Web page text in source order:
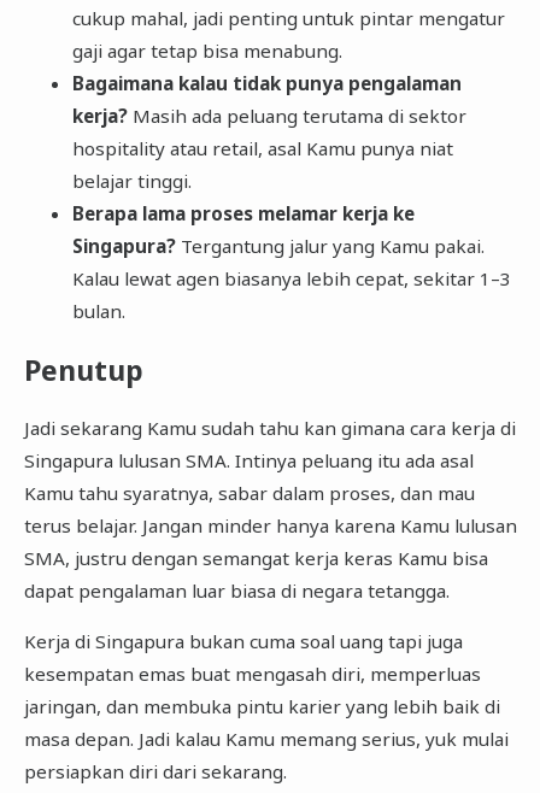
cukup mahal, jadi penting untuk pintar mengatur
gaji agar tetap bisa menabung.
Bagaimana kalau tidak punya pengalaman
kerja?Masih ada peluang terutama di sektor
hospitality atau retail, asal Kamu punya niat
belajar tinggi.
Berapa lama proses melamar kerja ke
Singapura?Tergantung jalur yang Kamu pakai.
Kalau lewat agen biasanya lebih cepat, sekitar 1–3
bulan.
Penutup
Jadi sekarang Kamu sudah tahu kan gimana cara kerja di
Singapura lulusan SMA. Intinya peluang itu ada asal
Kamu tahu syaratnya, sabar dalam proses, dan mau
terus belajar. Jangan minder hanya karena Kamu lulusan
SMA, justru dengan semangat kerja keras Kamu bisa
dapat pengalaman luar biasa di negara tetangga.
Kerja di Singapura bukan cuma soal uang tapi juga
kesempatan emas buat mengasah diri, memperluas
jaringan, dan membuka pintu karier yang lebih baik di
masa depan. Jadi kalau Kamu memang serius, yuk mulai
persiapkan diri dari sekarang.